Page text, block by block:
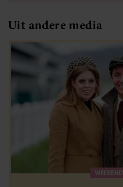
Uit andere media
WEEKEND